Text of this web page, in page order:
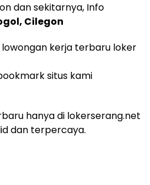
dan sekitarnya, Info
Cilegon
kerja terbaru loker
situs kami
hanya di lokerserang.net
dan terpercaya.